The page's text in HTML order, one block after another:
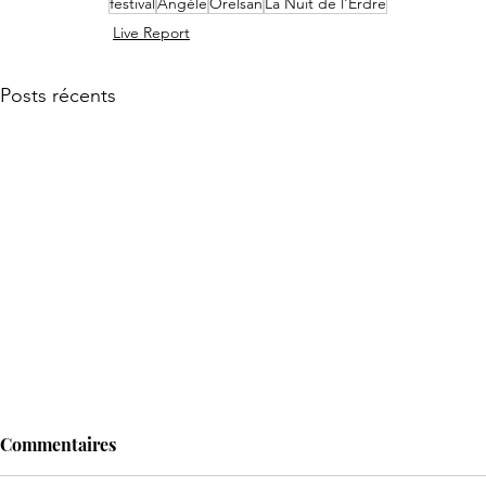
Live Report
Posts récents
Commentaires